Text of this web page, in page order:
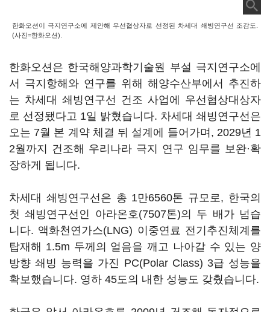
한화오션이 극지연구소에 제안해 우선협상자로 선정된 차세대 쇄빙연구선 조감도.
(사진=한화오션).
한화오션은 한국해양과학기술원 부설 극지연구소에
서 극지항해와 연구를 위해 해양수산부에서 추진하
는 차세대 쇄빙연구선 건조 사업에 우선협상대상자
로 선정됐다고 1일 밝혔습니다. 차세대 쇄빙연구선은
오는 7월 본 계약 체결 뒤 설계에 들어가며, 2029년 1
2월까지 건조해 우리나라 극지 연구 임무를 보완·확
장하게 됩니다.
차세대 쇄빙연구선은 총 1만6560톤 규모로, 한국의
첫 쇄빙연구선인 아라온호(7507톤)의 두 배가 넘습
니다. 액화천연가스(LNG) 이중연료 전기추진체계를
탑재해 1.5m 두께의 얼음을 깨고 나아갈 수 있는 양
방향 쇄빙 능력을 가진 PC(Polar Class) 3급 성능을
확보했습니다. 영하 45도의 내한 성능도 갖췄습니다.